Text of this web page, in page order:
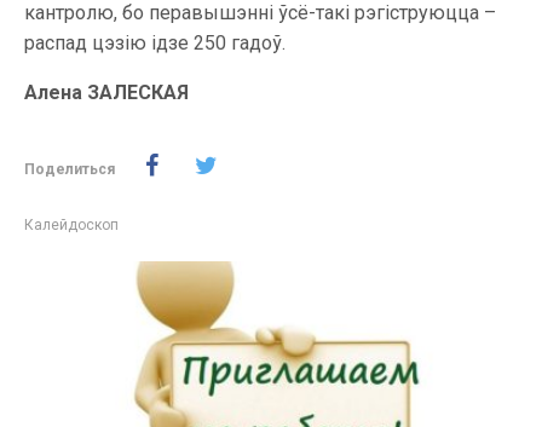
кантролю, бо перавышэнні ўсё-такі рэгіструюцца –
распад цэзію ідзе 250 гадоў.
Алена ЗАЛЕСКАЯ
Поделиться
Калейдоскоп